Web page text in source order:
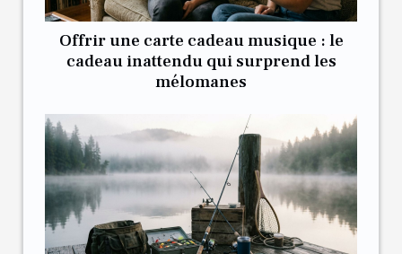
Offrir une carte cadeau musique : le
cadeau inattendu qui surprend les
mélomanes